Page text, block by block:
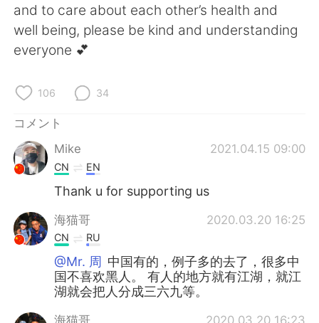
繁體中文 Español
العربية
Deutsch
Русский
Indonesia
Türkçe Tiếng Việt
Português
and to care about each other’s health and
well being, please be kind and understanding
everyone 💕
106 34
コメント
Mike
2021.04.15 09:00
CN EN
Thank u for supporting us
海猫哥 2020.03.20 16:25
CN RU
@Mr. 周 中国有的，例子多的去了，很多中
国不喜欢黑人。 有人的地方就有江湖，就江
湖就会把人分成三六九等。